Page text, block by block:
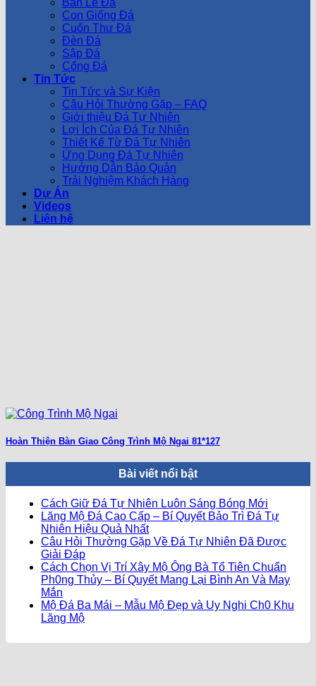
Bàn Lễ Đá
Con Giống Đá
Cuốn Thư Đá
Đèn Đá
Sập Đá
Cổng Đá
Tin Tức
Tin Tức và Sự Kiện
Câu Hỏi Thường Gặp – FAQ
Giới thiệu Đá Tự Nhiên
Lợi Ích Của Đá Tự Nhiên
Thiết Kế Từ Đá Tự Nhiên
Ứng Dụng Đá Tự Nhiên
Hướng Dẫn Bảo Quản
Trải Nghiệm Khách Hàng
Dự Án
Videos
Liên hệ
Hoàn Thiện Bàn Giao Công Trình Mộ Ngai 81*127
Bài viết nổi bật
Cách Giữ Đá Tự Nhiên Luôn Sáng Bóng Mới
có
luận
Cách
Giữ
Tự
Sáng
Lăng Mộ Đá Cao Cấp – Bí Quyết Bảo Trì Đá Tự
Nhiên Hiệu Quả NhấtKhông
có
luận
ở
Mộ
Cấp
Câu Hỏi Thường Gặp Về Đá Tự Nhiên Đã Được
Giải ĐápKhông
có
bình
ở
Câu
Thường
Cách Chọn Vị Trí Xây Mộ Ông Bà Tổ Tiên Chuẩn
Ph0ng Thủy – Bí Quyết Mang Lại Bình An Và May
Mắn
có
bình
ở
Mộ Đá Ba Mái – Mẫu Mộ Đẹp và Uy Nghi Ch0 Khu
Lăng MộKhông
bình